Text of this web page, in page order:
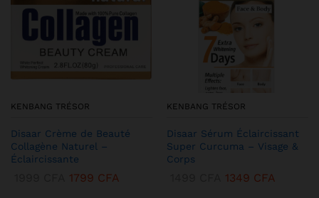
KENBANG TRÉSOR
Disaar Crème de Beauté
Collagène Naturel –
Éclaircissante
1799 CFA
KENBANG TRÉSOR
Disaar Sérum Éclaircissant
Super Curcuma – Visage &
Corps
1349 CFA